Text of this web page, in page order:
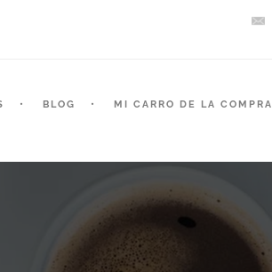
BLOG MI CARRO DE LA COMPRA